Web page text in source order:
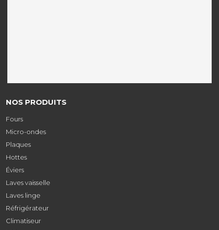
NOS PRODUITS
Fours
Micro-ondes
Plaques
Hottes
Éviers
Laves vaisselle
Laves linge
Réfrigérateur
Climatiseur